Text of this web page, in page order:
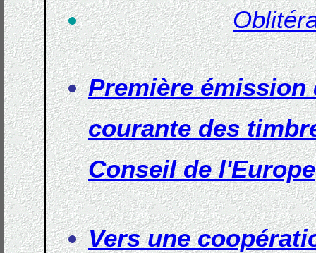
Première émission
courante des
Conseil de l'Europe
Vers une